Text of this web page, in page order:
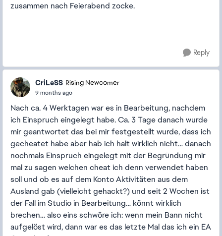
zusammen nach Feierabend zocke.
Reply
CriLeSS Rising Newcomer
9 months ago
Nach ca. 4 Werktagen war es in Bearbeitung, nachdem
ich Einspruch eingelegt habe. Ca. 3 Tage danach wurde
mir geantwortet das bei mir festgestellt wurde, dass ich
gecheatet habe aber hab ich halt wirklich nicht… danach
nochmals Einspruch eingelegt mit der Begründung mir
mal zu sagen welchen cheat ich denn verwendet haben
soll und ob es auf dem Konto Aktivitäten aus dem
Ausland gab (vielleicht gehackt?) und seit 2 Wochen ist
der Fall im Studio in Bearbeitung… könnt wirklich
brechen… also eins schwöre ich: wenn mein Bann nicht
aufgelöst wird, dann war es das letzte Mal das ich ein EA